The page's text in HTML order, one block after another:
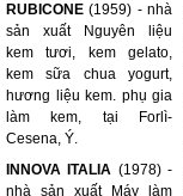
RUBICONE (1959) - nhà
sản xuất Nguyên liệu
kem tươi, kem gelato,
kem sữa chua yogurt,
hương liệu kem. phụ gia
làm kem, tại Forlì-
Cesena, Ý.
INNOVA ITALIA (1978) -
nhà sản xuất Máy làm